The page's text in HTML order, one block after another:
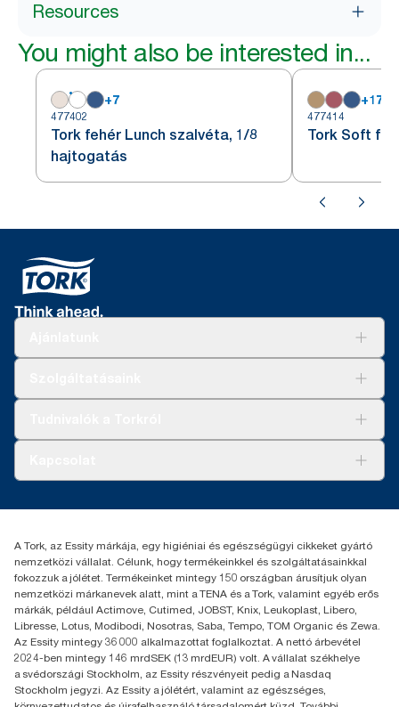
Resources
You might also be interested in...
+7
477402
Tork fehér Lunch szalvéta, 1/8
hajtogatás
+17
477414
Tork Soft
+36 1 392 2176
H-1021 Budapest
Budakeszi út 51.
A Tork, az Essity márkája, egy higiéniai és egészségügyi cikkeket gyártó
nemzetközi vállalat. Célunk, hogy termékeinkkel és szolgáltatásainkkal
fokozzuk a jólétet. Termékeinket mintegy 150 országban árusítjuk olyan
nemzetközi márkanevek alatt, mint a TENA és a Tork, valamint egyéb erős
márkák, például Actimove, Cutimed, JOBST, Knix, Leukoplast, Libero,
Libresse, Lotus, Modibodi, Nosotras, Saba, Tempo, TOM Organic és Zewa.
Az Essity mintegy 36 000 alkalmazottat foglalkoztat. A nettó árbevétel
2024-ben mintegy 146 mrdSEK (13 mrdEUR) volt. A vállalat székhelye
a svédországi Stockholm, az Essity részvényeit pedig a Nasdaq
Stockholm jegyzi. Az Essity a jólétért, valamint az egészséges,